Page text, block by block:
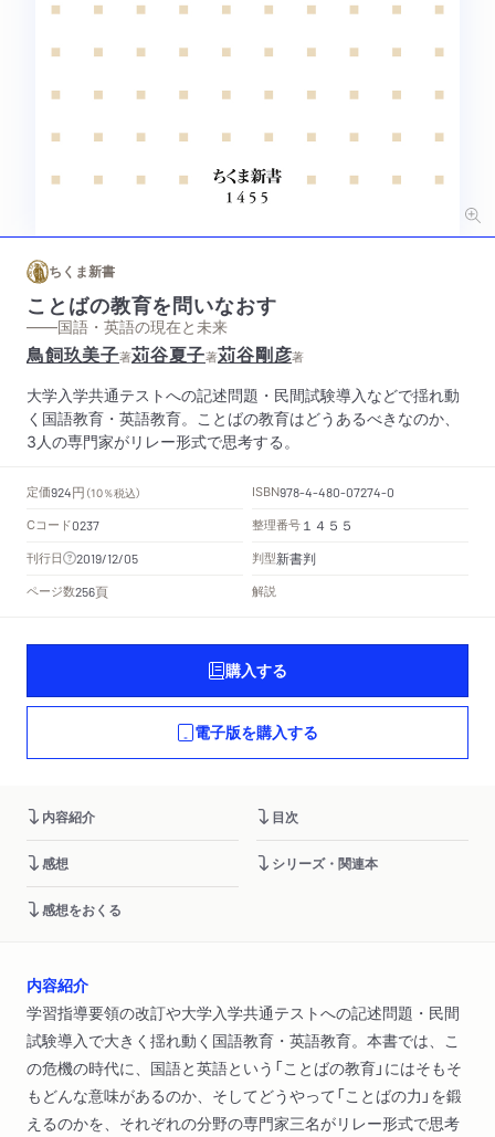
ちくま新書
ことばの教育を問いなおす
——国語・英語の現在と未来
鳥飼玖美子著苅谷夏子著苅谷剛彦著
大学入学共通テストへの記述問題・民間試験導入などで揺れ動
く国語教育・英語教育。ことばの教育はどうあるべきなのか、
3人の専門家がリレー形式で思考する。
定価924円 （10％税込） ISBN978-4-480-07274-0
Cコード0237 整理番号 １４５５
刊行日 2019/12/05 判型新書判
ページ数256頁 解説
購入する
電子版を購入する
内容紹介 目次
感想 シリーズ・関連本
感想をおくる
内容紹介
学習指導要領の改訂や大学入学共通テストへの記述問題・民間
試験導入で大きく揺れ動く国語教育・英語教育。本書では、こ
の危機の時代に、国語と英語という「ことばの教育」にはそもそ
もどんな意味があるのか、そしてどうやって「ことばの力」を鍛
えるのかを、それぞれの分野の専門家三名がリレー形式で思考